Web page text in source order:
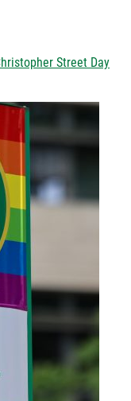
Street Day